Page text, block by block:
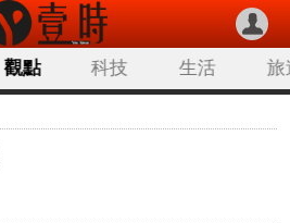
觀點 科技 生活 旅